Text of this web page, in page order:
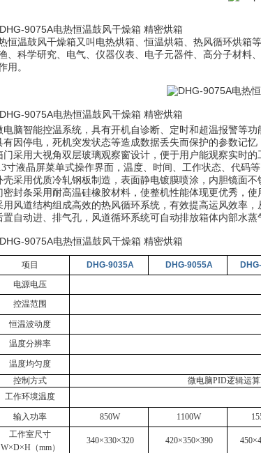
恒温鼓风干燥箱又叫电热烘箱、恒温烘箱、热风循环烘箱
、科学研究、电气、仪器仪表、电子元器件、高分子材料
用。
电脑智能控温系统，具有开机自诊断、定时和超温报警等功
有因停电，死机突发状态等造成数据丢失而保护的参数记忆
门采用大视角双层玻璃观察窗设计，便于用户能观察实时的
寸液晶屏菜单式操作界面，温度、时间、工作状态、代码等
壳采用优质冷轧钢板制造，表面静电镀膜喷涂，内胆镜面不
密封条采用耐高温硅橡胶材料，使整机性能体现更优秀，使
用风道结构组成高效的热风循环系统，有效提高运风效率，
置自动进、排气孔，风道循环系统可自动排放箱体内部水蒸
项目 DHG-9035A DHG-9055A
电源电压
控温范围
恒温波动度
温度分辨率
温度均匀度
控制方式
微电脑PID逻辑运
工作环境温度
输入功率 850W 1100W
工作室尺寸
W×D×H（mm）
340×330×320 420×350×390